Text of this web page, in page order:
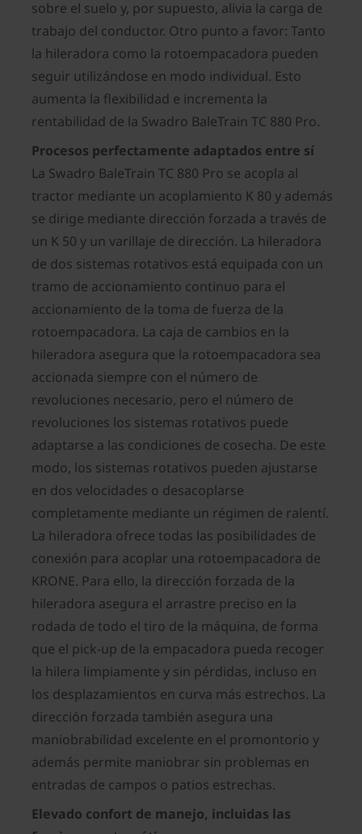
sobre el suelo y, por supuesto, alivia la carga de
trabajo del conductor. Otro punto a favor: Tanto
la hileradora como la rotoempacadora pueden
seguir utilizándose en modo individual. Esto
aumenta la flexibilidad e incrementa la
rentabilidad de la Swadro BaleTrain TC 880 Pro.
Procesos perfectamente adaptados entre sí
La Swadro BaleTrain TC 880 Pro se acopla al
tractor mediante un acoplamiento K 80 y además
se dirige mediante dirección forzada a través de
un K 50 y un varillaje de dirección. La hileradora
de dos sistemas rotativos está equipada con un
tramo de accionamiento continuo para el
accionamiento de la toma de fuerza de la
rotoempacadora. La caja de cambios en la
hileradora asegura que la rotoempacadora sea
accionada siempre con el número de
revoluciones necesario, pero el número de
revoluciones los sistemas rotativos puede
adaptarse a las condiciones de cosecha. De este
modo, los sistemas rotativos pueden ajustarse
en dos velocidades o desacoplarse
completamente mediante un régimen de ralentí.
La hileradora ofrece todas las posibilidades de
conexión para acoplar una rotoempacadora de
KRONE. Para ello, la dirección forzada de la
hileradora asegura el arrastre preciso en la
rodada de todo el tiro de la máquina, de forma
que el pick-up de la empacadora pueda recoger
la hilera limpiamente y sin pérdidas, incluso en
los desplazamientos en curva más estrechos. La
dirección forzada también asegura una
maniobrabilidad excelente en el promontorio y
además permite maniobrar sin problemas en
entradas de campos o patios estrechas.
Elevado confort de manejo, incluidas las